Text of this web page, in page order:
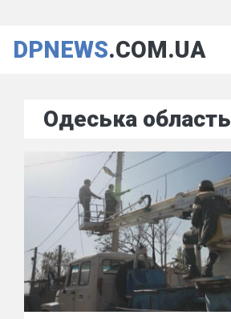
DPNEWS.COM.UA
Одеська область